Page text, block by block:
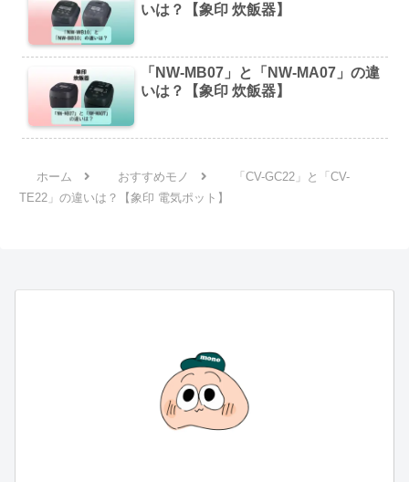
いは？【象印 炊飯器】
「NW-MB07」と「NW-MA07」の違
いは？【象印 炊飯器】
ホーム おすすめモノ
「CV-GC22」と「CV-
TE22」の違いは？【象印 電気ポット】